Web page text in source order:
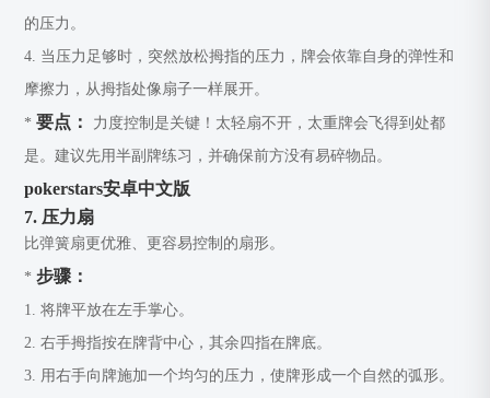
的压力。
4. 当压力足够时，突然放松拇指的压力，牌会依靠自身的弹性和
摩擦力，从拇指处像扇子一样展开。
*要点：
力度控制是关键！太轻扇不开，太重牌会飞得到处都
是。建议先用半副牌练习，并确保前方没有易碎物品。
pokerstars安卓中文版
7. 压力扇
比弹簧扇更优雅、更容易控制的扇形。
*步骤：
1. 将牌平放在左手掌心。
2. 右手拇指按在牌背中心，其余四指在牌底。
3. 用右手向牌施加一个均匀的压力，使牌形成一个自然的弧形。